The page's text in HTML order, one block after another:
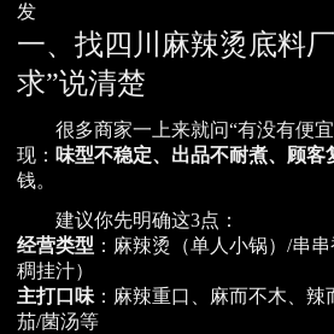
发
一、找四川麻辣烫底料
求”说清楚
很多商家一上来就问“有没有便
现： 味型不稳定、出品不耐煮、顾客
钱。
建议你先明确这3点：
经营类型 ：麻辣烫（单人小锅）/串
稠挂汁）
主打口味 ：麻辣重口、麻而不木、
茄/菌汤等